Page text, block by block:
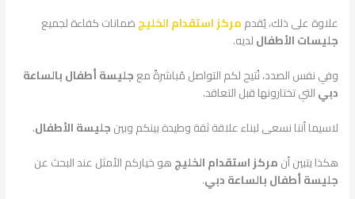
علاوة على ذلك، يُقدممركز استقدام الخليجضمانات كفاءة لجميع
جليسات الأطفاللديه.
وفي نفس الصدد، نُتيح لكم التواصل مُباشرةً معجليسة أطفال بالساعة
دبيالتي تختارونها قبل التعاقد.
لاسيما أننا نسعى لبناء علاقة ثقة وطيدة بينكم وبينجليسة الأطفال.
هكذا يتبين أنمركز استقدام الخليجهو خياركم الأمثل عند البحث عن
جليسة أطفال بالساعة دبي.